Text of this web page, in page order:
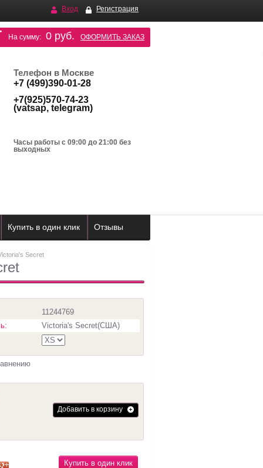
Вход Регистрация
На сумму: 0 руб. ОФОРМИТЬ ЗАКАЗ
Телефон в Москве
+7 (499)390-01-28
+7(925)570-74-23
(vatsap, telegram)
Часы работы с 09:00 до 21:00 без
выходных
Купить в один клик Отзывы
Secret
11244769
Victoria's Secret(США)
Добавить в корзину
Купить в один клик